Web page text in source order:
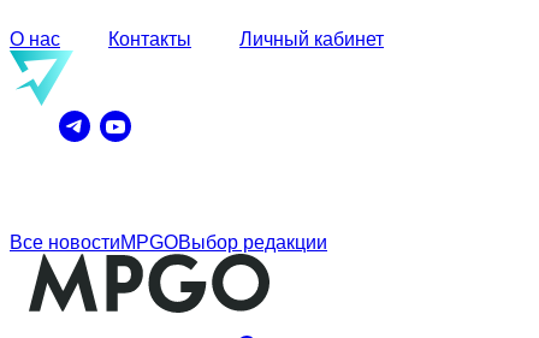
О нас Контакты Личный кабинет
Все новостиMPGOВыбор редакции